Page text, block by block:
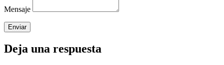
Mensaje
Deja una respuesta